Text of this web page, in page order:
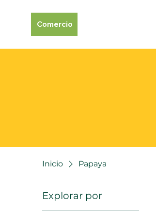
Comercio
Inicio Papaya
Explorar por